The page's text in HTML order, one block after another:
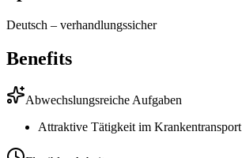
Deutsch – verhandlungssicher
Benefits
Abwechslungsreiche Aufgaben
Attraktive Tätigkeit im Krankentransport